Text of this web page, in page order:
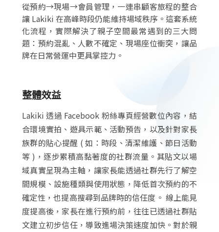
從預約→現場→會員管理，一連串顧客旅程的整合
讓 Lakiki 在高峰時段仍能維持場域秩序。這套系統
化流程，實際解決了親子空間最常遇到的三大問
題：預約混亂、人數不確定、現場座位衝突，讓品
牌在日常營運中更具掌控力。
整體效益
Lakiki 透過 Facebook 粉絲專頁經營數位內容，結
合環境實拍、遊具示範、活動預告，以及針對家長
族群的貼心提醒 ( 如：時段、清潔維護、節日活動
等 )，逐步累積高黏著度的社群流量。其貼文以場
域真實呈現為主軸，讓家長能透過社群先行了解空
間規模、設施種類與使用狀態，降低首次預約的不
確定性，也提高搜尋到品牌時的信任度。 線上能見
度提高後，家長在進行預約前，往往已透過社群貼
文建立初步信任，導致進場決策速度加快。對於親